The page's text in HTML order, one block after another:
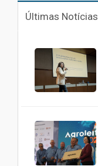
Últimas Notícias